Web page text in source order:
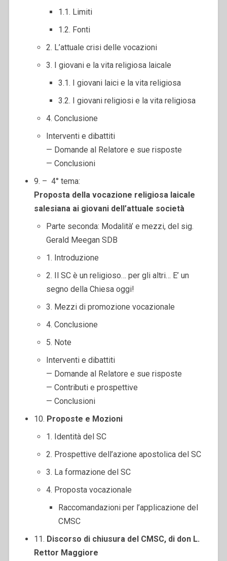
1.1. Limiti
1.2. Fonti
2. L’attuale crisi delle vocazioni
3. I giovani e la vita religiosa laicale
3.1. I giovani laici e la vita religiosa
3.2. I giovani religiosi e la vita religiosa
4. Conclusione
Interventi e dibattiti
— Domande al Relatore e sue risposte
— Conclusioni
9. – 4° tema:
Proposta della vocazione religiosa laicale
salesiana ai giovani dell’attuale società
Parte seconda: Modalità’ e mezzi, del sig.
Gerald Meegan SDB
1. Introduzione
2. Il SC è un religioso… per gli altri… E’ un
segno della Chiesa oggi!
3. Mezzi di promozione vocazionale
4. Conclusione
5. Note
Interventi e dibattiti
— Domande al Relatore e sue risposte
— Contributi e prospettive
— Conclusioni
10. Proposte e Mozioni
1. Identità del SC
2. Prospettive dell’azione apostolica del SC
3. La formazione del SC
4. Proposta vocazionale
Raccomandazioni per l’applicazione del
CMSC
11. Discorso di chiusura del CMSC, di don L.
Rettor Maggiore